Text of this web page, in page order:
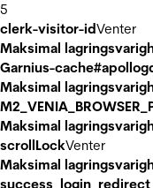
5
clerk-visitor-idVenter
Maksimal
Garnius-
Maksimal
Maksimal
scrollLockVenter
Maksimal